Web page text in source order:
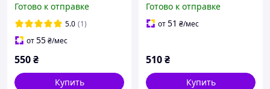
нескользящий Bathlux
54*54 см массажный
коврик ног, голубой
Готово к отправке
5.0 (1)
от55₴/мес
550₴
Купить
с присосками
силиконовый
Готово к отправке
от51 ₴/мес
510₴
Купить